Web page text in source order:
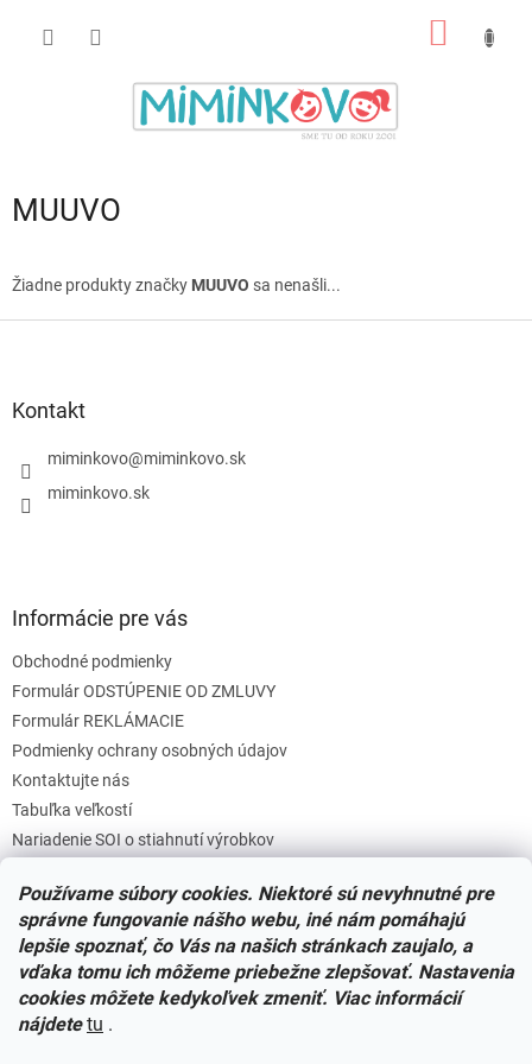
Používame súbory cookies. Niektoré sú nevyhnutné pre
správne fungovanie nášho webu, iné nám pomáhajú
lepšie spoznať, čo Vás na našich stránkach zaujalo, a
vďaka tomu ich môžeme priebežne zlepšovať. Nastavenia
cookies môžete kedykoľvek zmeniť. Viac informácií
nájdete tu .
MUUVO
Žiadne produkty značky MUUVO sa nenašli...
Kontakt
miminkovo@miminkovo.sk
miminkovo.sk
Informácie pre vás
Obchodné podmienky
Formulár ODSTÚPENIE OD ZMLUVY
Formulár REKLÁMACIE
Podmienky ochrany osobných údajov
Kontaktujte nás
Tabuľka veľkostí
Nariadenie SOI o stiahnutí výrobkov
Zásady súborov COOKIES
Facebook